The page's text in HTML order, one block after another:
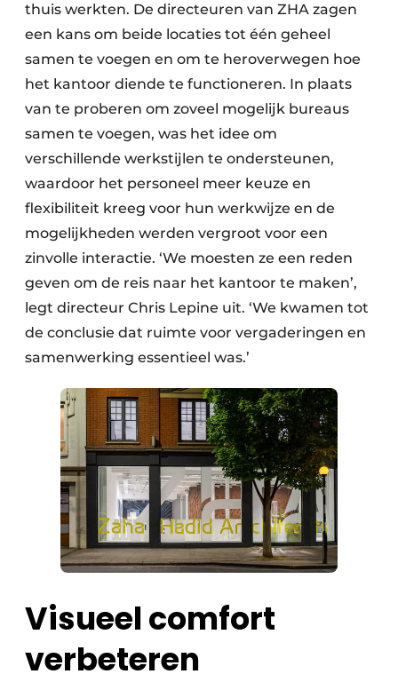
thuis werkten. De directeuren van ZHA zagen
een kans om beide locaties tot één geheel
samen te voegen en om te heroverwegen hoe
het kantoor diende te functioneren. In plaats
van te proberen om zoveel mogelijk bureaus
samen te voegen, was het idee om
verschillende werkstijlen te ondersteunen,
waardoor het personeel meer keuze en
flexibiliteit kreeg voor hun werkwijze en de
mogelijkheden werden vergroot voor een
zinvolle interactie. ‘We moesten ze een reden
geven om de reis naar het kantoor te maken’,
legt directeur Chris Lepine uit. ‘We kwamen tot
de conclusie dat ruimte voor vergaderingen en
samenwerking essentieel was.’
Visueel comfort
verbeteren